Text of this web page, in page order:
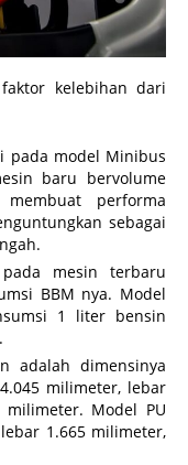
kelebihan dari
pada model Minibus
baru bervolume
performa
sebagai
mesin terbaru
BBM nya. Model
1 liter bensin
adalah dimensinya
milimeter, lebar
Model PU
1.665 milimeter,